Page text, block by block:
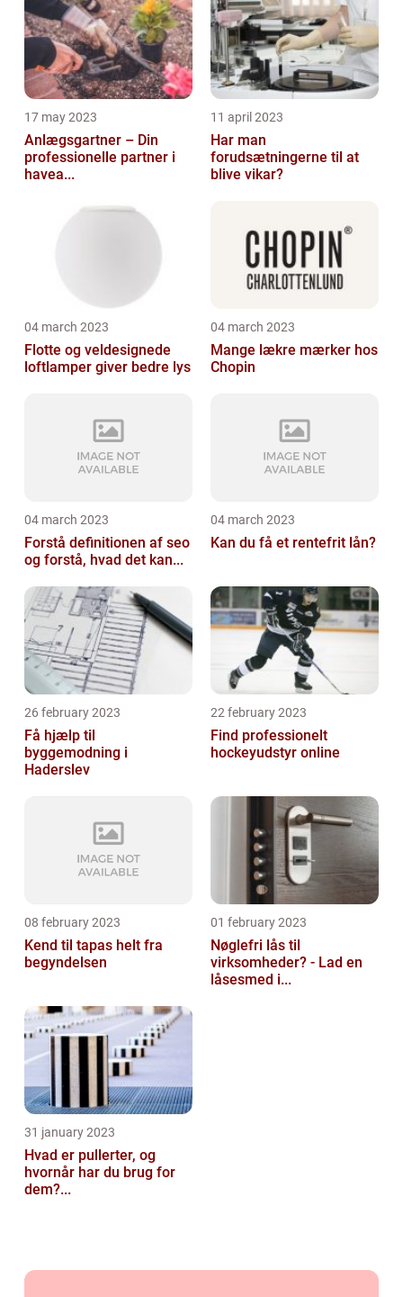
17 may 2023
Anlægsgartner – Din
professionelle partner i
havea...
11 april 2023
Har man
forudsætningerne til at
blive vikar?
04 march 2023
Flotte og veldesignede
loftlamper giver bedre lys
04 march 2023
Mange lækre mærker hos
Chopin
04 march 2023
Forstå definitionen af seo
og forstå, hvad det kan...
04 march 2023
Kan du få et rentefrit lån?
26 february 2023
Få hjælp til
byggemodning i
Haderslev
22 february 2023
Find professionelt
hockeyudstyr online
08 february 2023
Kend til tapas helt fra
begyndelsen
01 february 2023
Nøglefri lås til
virksomheder? - Lad en
låsesmed i...
31 january 2023
Hvad er pullerter, og
hvornår har du brug for
dem?...